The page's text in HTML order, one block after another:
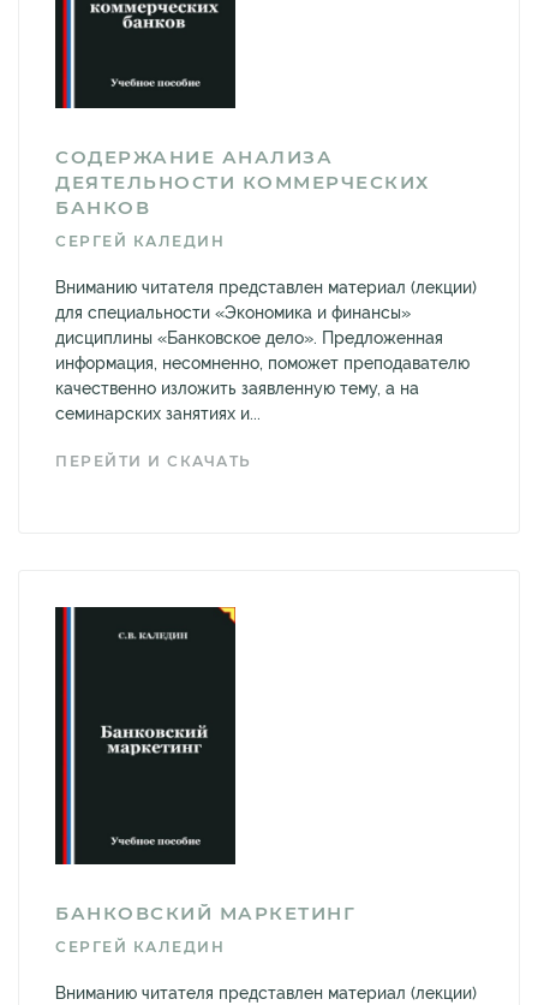
СОДЕРЖАНИЕ АНАЛИЗА
ДЕЯТЕЛЬНОСТИ КОММЕРЧЕСКИХ
БАНКОВ
СЕРГЕЙ КАЛЕДИН
Вниманию читателя представлен материал (лекции)
для специальности «Экономика и финансы»
дисциплины «Банковское дело». Предложенная
информация, несомненно, поможет преподавателю
качественно изложить заявленную тему, а на
семинарских занятиях и...
ПЕРЕЙТИ И СКАЧАТЬ
БАНКОВСКИЙ МАРКЕТИНГ
СЕРГЕЙ КАЛЕДИН
Вниманию читателя представлен материал (лекции)